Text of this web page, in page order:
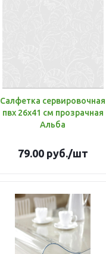
Салфетка сервировочная
пвх 26х41 см прозрачная
Альба
79.00руб./шт